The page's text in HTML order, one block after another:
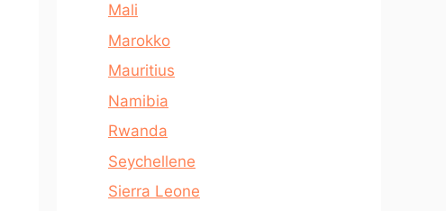
Mali
Marokko
Mauritius
Namibia
Rwanda
Seychellene
Sierra Leone